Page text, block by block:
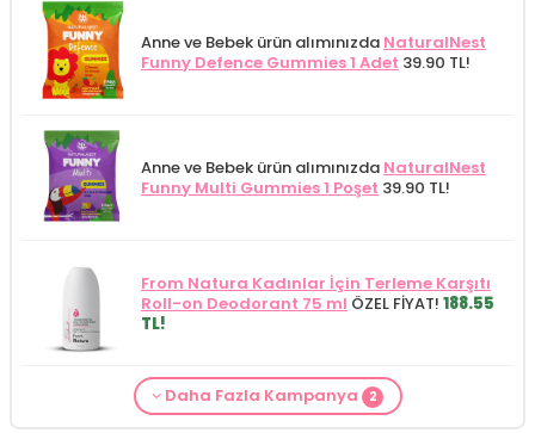
Anne ve Bebek ürün alımınızda NaturalNest
Funny Defence Gummies 1 Adet 39.90 TL!
Anne ve Bebek ürün alımınızda NaturalNest
Funny Multi Gummies 1 Poşet 39.90 TL!
From Natura Kadınlar İçin Terleme Karşıtı
Roll-on Deodorant 75 ml ÖZEL FİYAT! 188.55
TL!
Alls Biocosmetics Organik Anti Stretch Mark
Anne ve Bebek bakımı siparişlerinizde
Daha Fazla Kampanya 2